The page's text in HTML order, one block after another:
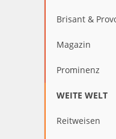
Brisant &
Magazin
Prominenz
WEITE WELT
Reitweisen